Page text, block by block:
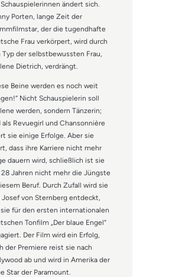
ändert sich.
Porten, lange Zeit der
der die tugendhafte
Frau verkörpert, wird durch
Typ der selbstbewussten Frau,
Dietrich, verdrängt.
Beine werden es noch weit
Nicht Schauspielerin soll
werden, sondern Tänzerin;
als Revuegirl und Chansonnière
sie einige Erfolge. Aber sie
dass ihre Karriere nicht mehr
dauern wird, schließlich ist sie
Jahren nicht mehr die Jüngste
Beruf. Durch Zufall wird sie
Josef von Sternberg entdeckt,
für den ersten internationalen
Tonfilm „Der blaue Engel“
Der Film wird ein Erfolg,
der Premiere reist sie nach
ab und wird in Amerika der
Star der Paramount.